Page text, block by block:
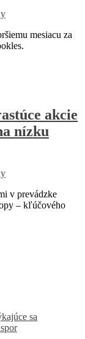
mesiacu za
akcie
nízku
v prevádzke
– kľúčového